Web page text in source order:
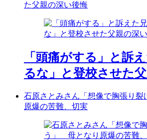
た父親の深い後悔
「頭痛がする」と訴
るな」と登校させた
石原さとみさん「想像で胸張り
原爆の苦難、切実